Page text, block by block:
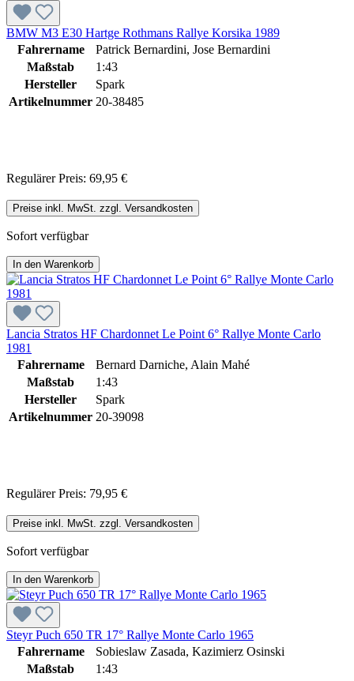
BMW M3 E30 Hartge Rothmans Rallye Korsika 1989
Fahrername
Patrick Bernardini, Jose Bernardini
Maßstab
1:43
Hersteller
Spark
Artikelnummer 20-38485
Regulärer Preis: 69,95 €
Preise inkl. MwSt. zzgl. Versandkosten
Sofort verfügbar
In den Warenkorb
Lancia Stratos HF Chardonnet Le Point 6° Rallye Monte Carlo
1981
Fahrername
Bernard Darniche, Alain Mahé
Maßstab
1:43
Hersteller
Spark
Artikelnummer 20-39098
Regulärer Preis: 79,95 €
Preise inkl. MwSt. zzgl. Versandkosten
Sofort verfügbar
In den Warenkorb
Steyr Puch 650 TR 17° Rallye Monte Carlo 1965
Fahrername
Sobieslaw Zasada, Kazimierz Osinski
Maßstab
1:43